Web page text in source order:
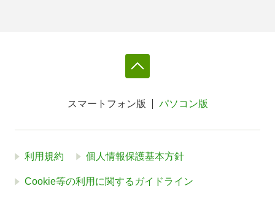
スマートフォン版 パソコン版
利用規約 個人情報保護基本方針
Cookie等の利用に関するガイドライン